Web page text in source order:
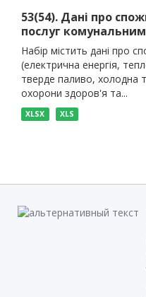
53(54). Дані про
послуг
Набір містить дані про
(електрична енергія,
тверде паливо, холодна
охорони здоров'я та...
XLSX XLS